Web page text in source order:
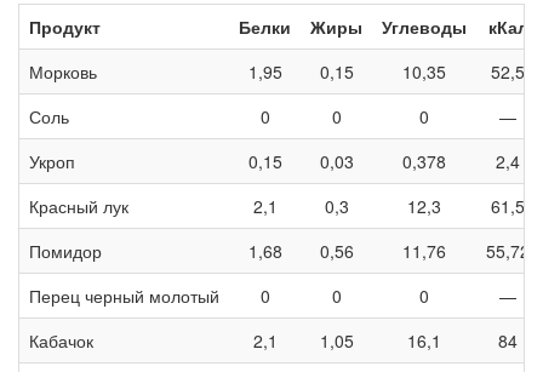
Продукт Белки Жиры Углеводы
кКал
Морковь
1,95 0,15 10,35
52,5
Соль
0 0 0
—
Укроп
0,15 0,03 0,378
2,4
Красный лук
2,1 0,3 12,3
61,5
Помидор
1,68 0,56 11,76
55,72
Перец черный молотый
0 0 0
—
Кабачок
2,1 1,05 16,1
84